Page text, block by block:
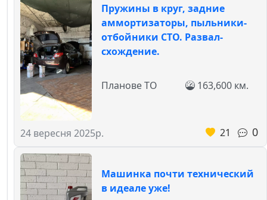
Пружины в круг, задние
аммортизаторы, пыльники-
отбойники СТО. Развал-
схождение.
24 вересня 2025р.
Планове ТО 163,600 км.
21 0
Машинка почти технический
в идеале уже!